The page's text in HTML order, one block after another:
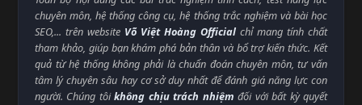
chuyên môn, hệ thống công cụ, hệ thống trắc nghiệm và bài học
SEO,... trên website Võ Việt Hoàng Official chỉ mang tính chất
tham khảo, giúp bạn khám phá bản thân và bổ trợ kiến thức. Kết
quả từ hệ thống không phải là chuẩn đoán chuyên môn, tư vấn
tâm lý chuyên sâu hay cơ sở duy nhất để đánh giá năng lực con
người. Chúng tôikhông chịu trách nhiệm đối với bất kỳ quyết